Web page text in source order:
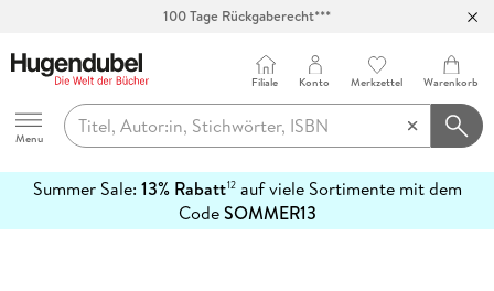
100 Tage Rückgaberecht***
Hugendubel
Menu
Filiale Konto Merkzettel Warenkorb
Summer Sale: 13% Rabatt12auf viele Sortimente mit dem
CodeSOMMER13
erfahren